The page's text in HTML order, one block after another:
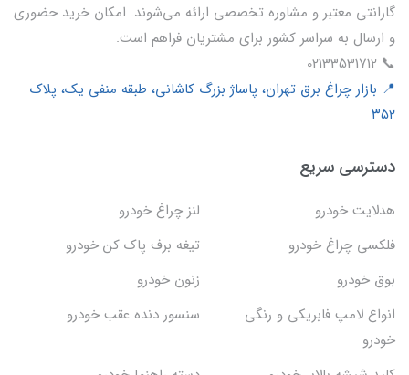
گارانتی معتبر و مشاوره تخصصی ارائه می‌شوند. امکان خرید حضوری
و ارسال به سراسر کشور برای مشتریان فراهم است.
📞 02133531712
📍 بازار چراغ برق تهران، پاساژ بزرگ کاشانی، طبقه منفی یک، پلاک
۳۵۲
دسترسی سریع
هدلایت خودرو
لنز چراغ خودرو
فلکسی چراغ خودرو
تیغه برف پاک کن خودرو
بوق خودرو
زنون خودرو
انواع لامپ فابریکی و رنگی
خودرو
سنسور دنده عقب خودرو